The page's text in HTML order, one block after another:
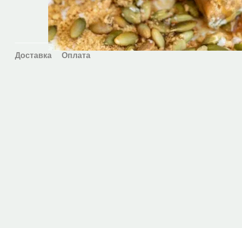
Доставка Оплата